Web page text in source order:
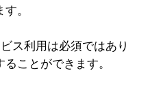
。
ス利用は必須ではあり
ことができます。